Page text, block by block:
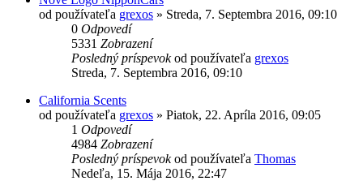
od používateľa grexos » Streda, 7. Septembra 2016, 09:10
0 Odpovedí
5331 Zobrazení
Posledný príspevokod používateľa grexos
Streda, 7. Septembra 2016, 09:10
California Scents
od používateľa grexos » Piatok, 22. Apríla 2016, 09:05
1 Odpovedí
4984 Zobrazení
Posledný príspevokod používateľa Thomas
Nedeľa, 15. Mája 2016, 22:47